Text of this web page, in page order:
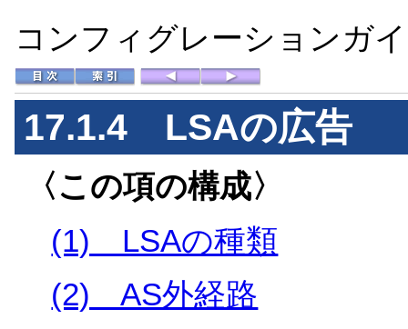
コンフィグレーションガ
17.1.4 LSAの広告
〈この項の構成〉
(1) LSAの種類
(2) AS外経路